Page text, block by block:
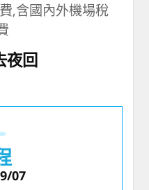
,含國內外機場稅
夜回
07